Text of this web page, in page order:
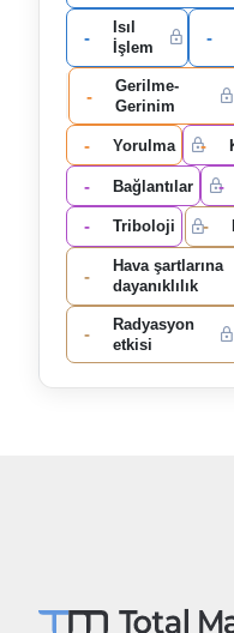
-
Isıl
İşlem
-
-
Gerilme-
Gerinim
- Yorulma -
- Bağlantılar -
- Triboloji -
-
Hava şartlarına
dayanıklılık
-
Radyasyon
etkisi